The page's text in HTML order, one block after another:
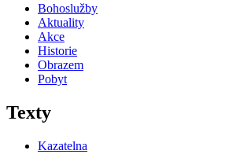
Bohoslužby
Aktuality
Akce
Historie
Obrazem
Pobyt
Texty
Kazatelna